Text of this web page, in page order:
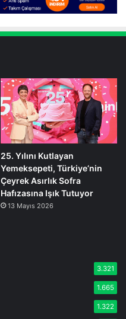
25. Yılını Kutlayan
Yemeksepeti, Türkiye’nin
Çeyrek Asırlık Sofra
Hafızasına Işık Tutuyor
13 Mayıs 2026
3.321
1.665
1.322